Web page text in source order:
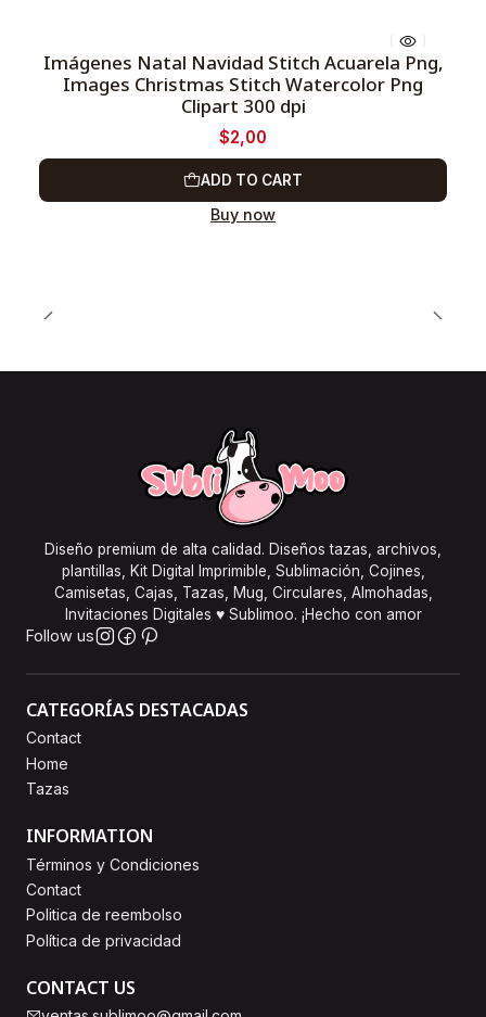
-66%
Imágenes Natal Navidad Stitch Acuarela Png,
Images Christmas Stitch Watercolor Png
Clipart 300 dpi
$2,00
ADD TO CART
Buy now
Diseño premium de alta calidad. Diseños tazas, archivos,
plantillas, Kit Digital Imprimible, Sublimación, Cojines,
Camisetas, Cajas, Tazas, Mug, Circulares, Almohadas,
Invitaciones Digitales ♥ Sublimoo. ¡Hecho con amor
Follow us
CATEGORÍAS DESTACADAS
Contact
Home
Tazas
INFORMATION
Términos y Condiciones
Contact
Politica de reembolso
Política de privacidad
CONTACT US